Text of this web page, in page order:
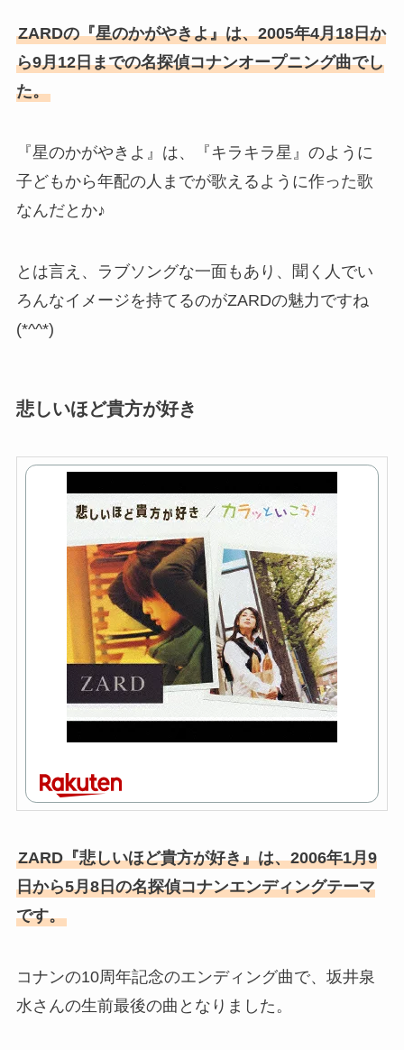
ZARDの『星のかがやきよ』は、2005年4月18日か
ら9月12日までの名探偵コナンオープニング曲でし
た。
『星のかがやきよ』は、『キラキラ星』のように
子どもから年配の人までが歌えるように作った歌
なんだとか♪
とは言え、ラブソングな一面もあり、聞く人でい
ろんなイメージを持てるのがZARDの魅力ですね
(*^^*)
悲しいほど貴方が好き
ZARD『悲しいほど貴方が好き』は、2006年1月9
日から5月8日の名探偵コナンエンディングテーマ
です。
コナンの10周年記念のエンディング曲で、坂井泉
水さんの生前最後の曲となりました。